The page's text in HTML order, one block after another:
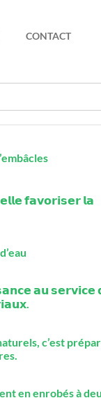
CONTACT
𝗳𝗮𝘃𝗼𝗿𝗶𝘀𝗲𝗿 𝗹𝗮
𝗮𝘂 𝘀𝗲𝗿𝘃𝗶𝗰𝗲
c’est
en enrobés à